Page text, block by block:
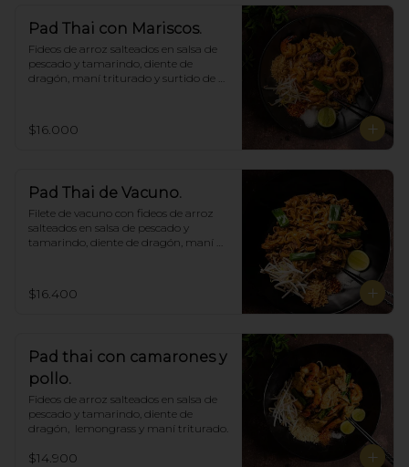
Pad Thai con Mariscos.
Fideos de arroz salteados en salsa de
pescado y tamarindo, diente de
dragón, maní triturado y surtido de
$16.000
Pad Thai de Vacuno.
Filete de vacuno con fideos de arroz
salteados en salsa de pescado y
tamarindo, diente de dragón, maní
$16.400
Pad thai con camarones y
pollo.
Fideos de arroz salteados en salsa de
pescado y tamarindo, diente de
dragón,  lemongrass y maní triturado.
$14.900